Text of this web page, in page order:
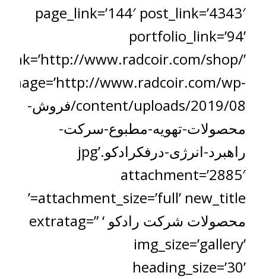
page_link=’144′ post_link=’4343′
portfolio_link=’94’
www.radcoir.com/shop/’
www.radcoir.com/wp-
content/uploads/2019/08/فروش-
محصولات-تهویه-مطبوع-سرکت-
راهبرد-انرژی-درفکرادکو.jpg’
attachment=’2885′
attachment_size=’full’ new_title=’
محصولات شرکت رادکو ‘ extratag=”
img_size=’gallery’
heading_size=’30’